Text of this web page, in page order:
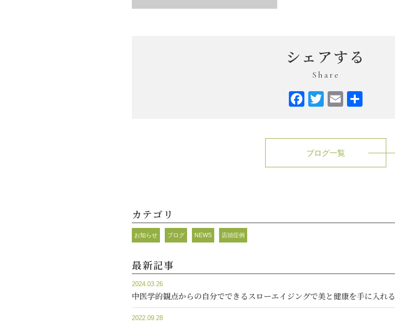
シェアする
Share
Facebook
TwitterEmail
ブログ一覧
カテゴリ
お知らせ ブログ NEWS 店頭症例
最新記事
2024.03.26
中医学的観点からの自分でできるスローエイジングで美と健康を手に入れる
2022.09.28